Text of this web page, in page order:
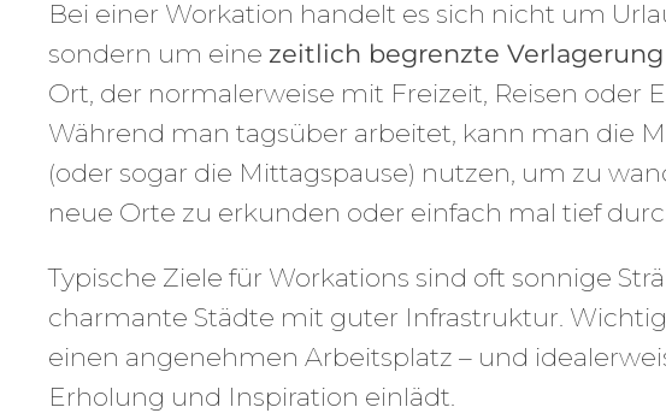
Bei einer Workation handelt es sich nicht um
sondern um eine zeitlich begrenzte
Ort, der normalerweise mit Freizeit, Reisen oder
Während man tagsüber arbeitet, kann man die
(oder sogar die Mittagspause) nutzen, um zu
neue Orte zu erkunden oder einfach mal tief
Typische Ziele für Workations sind oft sonnige
charmante Städte mit guter Infrastruktur. Wichtig
einen angenehmen Arbeitsplatz – und
Erholung und Inspiration einlädt.